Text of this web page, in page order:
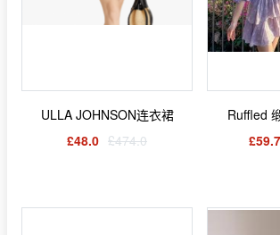
ULLA JOHNSON连衣裙
£48.0 £474.0
Ruffled